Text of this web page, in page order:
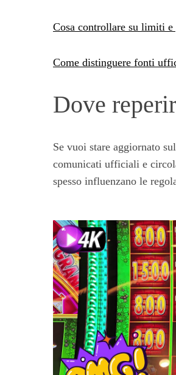
Cosa controllare su limiti e
Come distinguere fonti
Dove
Se vuoi stare aggiornato
comunicati ufficiali e
spesso influenzano le